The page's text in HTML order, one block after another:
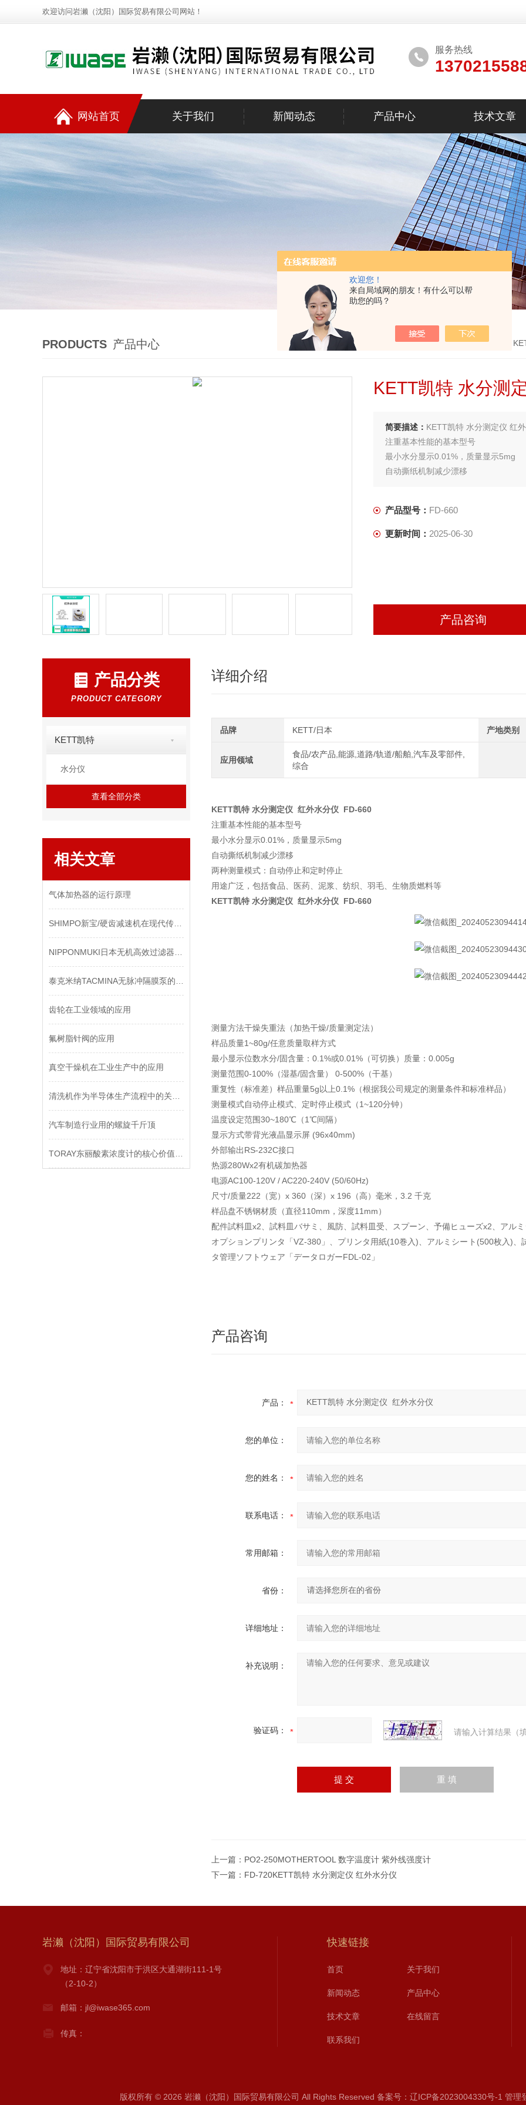
欢迎您！
来自局域网的朋友！有什么可以帮
助您的吗？
欢迎访问岩濑（沈阳）国际贸易有限公司网站！
服务热线
网站首页 关于我们 新闻动态 产品中心 技术文章
PRODUCTS 产品中心 首页>产品中心
KETT凯特 水分测
简要描述： KETT凯特 水分测定仪 红
注重基本性能的基本型号
最小水分显示0.01%，质量显示5mg
自动撕纸机制减少漂移
产品型号： FD-660
更新时间： 2025-06-30
产品咨询
产品分类
PRODUCT CATEGORY
KETT凯特
水分仪
查看全部分类
相关文章
气体加热器的运行原理
齿轮在工业领域的应用
氟树脂针阀的应用
真空干燥机在工业生产中的应用
汽车制造行业用的螺旋千斤顶
详细介绍
品牌 KETT/日本 产地类别
应用领域
食品/农产品,能源,道路/轨道/船舶,汽车及零部件,
综合
KETT凯特 水分测定仪 红外水分仪 FD-660
注重基本性能的基本型号
最小水分显示0.01%，质量显示5mg
自动撕纸机制减少漂移
两种测量模式：自动停止和定时停止
用途广泛，包括食品、医药、泥浆、纺织、羽毛、生物质燃料等
KETT凯特 水分测定仪 红外水分仪 FD-660
测量方法干燥失重法（加热干燥/质量测定法）
样品质量1~80g/任意质量取样方式
最小显示位数水分/固含量：0.1%或0.01%（可切换）质量：0.005g
测量范围0-100%（湿基/固含量） 0-500%（干基）
重复性（标准差）样品重量5g以上0.1%（根据我公司规定的测量条件和标准样品）
测量模式自动停止模式、定时停止模式（1~120分钟）
温度设定范围30~180℃（1℃间隔）
显示方式带背光液晶显示屏 (96x40mm)
外部输出RS-232C接口
热源280Wx2有机碳加热器
电源AC100-120V / AC220-240V (50/60Hz)
尺寸/质量222（宽）x 360（深）x 196（高）毫米，3.2 千克
样品盘不锈钢材质（直径110mm，深度11mm）
配件試料皿x2、試料皿バサミ、風防、試料皿受、スプーン、予備ヒューズx2、アル
オプションプリンタ「VZ-380」、プリンタ用紙(10巻入)、アルミシート(500枚入)
タ管理ソフトウェア「データロガーFDL-02」
产品咨询
产品：
您的单位：
您的姓名：
联系电话：
常用邮箱：
省份：
详细地址：
补充说明：
验证码： 请输入计算结果（
上一篇： PO2-250MOTHERTOOL 数字温度计 紫外线强度计
下一篇： FD-720KETT凯特 水分测定仪 红外水分仪
岩濑（沈阳）国际贸易有限公司
地址：辽宁省沈阳市于洪区大通湖街111-1号
（2-10-2）
邮箱：jl@iwase365.com
传真：
快速链接
首页 关于我们
新闻动态 产品中心
技术文章 在线留言
联系我们
版权所有 © 2026 岩濑（沈阳）国际贸易有限公司 All Rights Reserved 备案号：辽ICP备2023004330号-1 管理